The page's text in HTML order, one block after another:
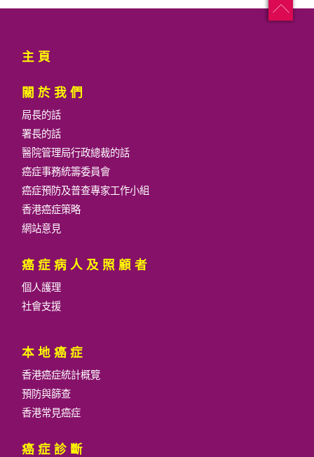
基底細胞瘤 (Basal Cell Carcinoma, BCC)
60%，也是最易治療的一種。患者大多是40歲以上
而鼻子也是常見的部分。發病部位的面積不大，若
出現的話，則會呈鱗狀或像枯死的皮塊。患處有時
會出血，甚至出現潰瘍，結痂後又會再復發。
基底細胞瘤增生較慢，亦較少擴散，但不治療的
話，會進入皮膚內部，侵害鄰近組織，令治療變得
困難。
鱗狀細胞瘤 (Squamous Cell Carcinoma,
鱗狀細胞瘤約佔皮膚癌的30%，患者多為50歲以上
於經常被陽光照射的部位，例如頭、頸、手和前臂
等，但有時亦會在上身和腿部出現。如果出現在嘴
黑色素瘤 (Melanoma)
黑色素瘤癌雖然只佔皮膚癌的10%，卻是最嚴重
的，死亡率亦是皮膚癌中最高。癌細胞會迅速生
長，通常在患病初期已有擴散的跡象，可以擴散至
亞洲人的黑色素瘤癌常出現於陽光不易照射到的位
表面有不規則的隆起現象。
主頁
關於我們
局長的話
署長的話
醫院管理局行政總裁的話
癌症事務統籌委員會
癌症預防及普查專家工作小組
香港癌症策略
網站意見
癌症病人及照顧者
個人護理
社會支援
本地癌症
香港癌症統計概覽
預防與篩查
香港常見癌症
癌症診斷